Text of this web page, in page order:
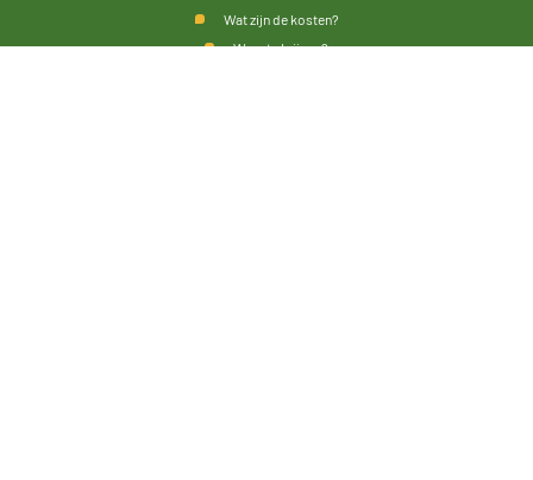
Wat zijn de kosten?
Waar te krijgen?